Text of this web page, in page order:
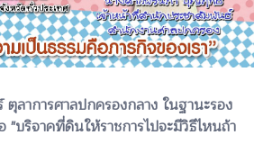
ลาการศาลปกครองกลาง ในฐานะรอง
"บริจาคที่ดินให้ราชการไปจะมีวิธีไหนถ้า